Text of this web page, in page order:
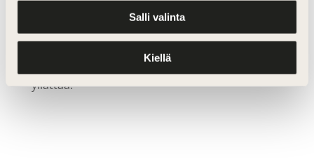
Salli valinta
Kiellä
modernin puukalusteen käyttökokemus
yllättää.